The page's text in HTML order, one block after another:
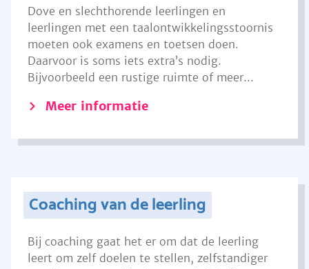
Dove en slechthorende leerlingen en
leerlingen met een taalontwikkelingsstoornis
moeten ook examens en toetsen doen.
Daarvoor is soms iets extra’s nodig.
Bijvoorbeeld een rustige ruimte of meer...
Meer informatie
Coaching van de leerling
Bij coaching gaat het er om dat de leerling
leert om zelf doelen te stellen, zelfstandiger